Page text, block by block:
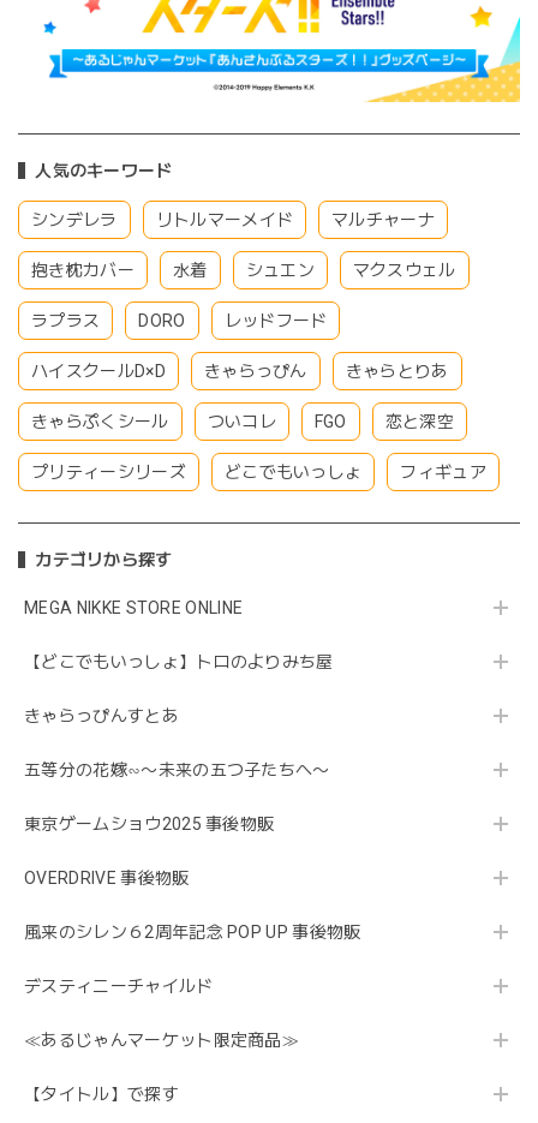
人気のキーワード
シンデレラ リトルマーメイド マルチャーナ
抱き枕カバー 水着 シュエン マクスウェル
ラプラス DORO レッドフード
ハイスクールD×D きゃらっぴん きゃらとりあ
きゃらぷくシール ついコレ FGO 恋と深空
プリティーシリーズ どこでもいっしょ フィギュア
カテゴリから探す
MEGA NIKKE STORE ONLINE
【どこでもいっしょ】トロのよりみち屋
きゃらっぴんすとあ
五等分の花嫁∽〜未来の五つ子たちへ〜
東京ゲームショウ2025 事後物販
OVERDRIVE 事後物販
風来のシレン６2周年記念 POP UP 事後物販
デスティニーチャイルド
≪あるじゃんマーケット限定商品≫
【タイトル】で探す